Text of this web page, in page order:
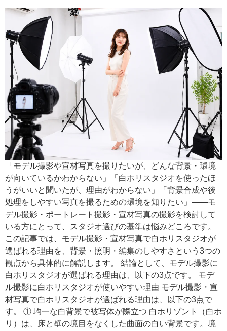
「モデル撮影や宣材写真を撮りたいが、どんな背景・環境
が向いているかわからない」「白ホリスタジオを使ったほ
うがいいと聞いたが、理由がわからない」「背景合成や後
処理をしやすい写真を撮るための環境を知りたい」——モ
デル撮影・ポートレート撮影・宣材写真の撮影を検討して
いる方にとって、スタジオ選びの基準は悩みどころです。
この記事では、モデル撮影・宣材写真で白ホリスタジオが
選ばれる理由を、背景・照明・編集のしやすさという3つの
観点から具体的に解説します。 結論として、モデル撮影に
白ホリスタジオが選ばれる理由は、以下の3点です。 モデ
ル撮影に白ホリスタジオが使いやすい理由 モデル撮影・宣
材写真で白ホリスタジオが選ばれる理由は、以下の3点で
す。 ① 均一な白背景で被写体が際立つ 白ホリゾント（白ホ
リ）は、床と壁の境目をなくした曲面の白い背景です。境